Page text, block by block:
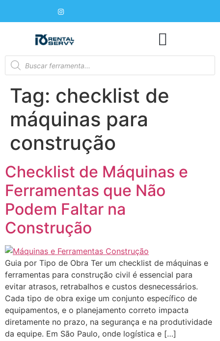
Tag: checklist de
máquinas para
construção
Checklist de Máquinas e
Ferramentas que Não
Podem Faltar na
Construção
Guia por Tipo de Obra Ter um checklist de máquinas e
ferramentas para construção civil é essencial para
evitar atrasos, retrabalhos e custos desnecessários.
Cada tipo de obra exige um conjunto específico de
equipamentos, e o planejamento correto impacta
diretamente no prazo, na segurança e na produtividade
da equipe. Em São Paulo, onde logística e […]